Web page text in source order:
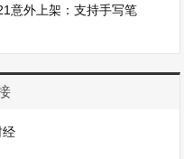
意外上架：支持手写笔
经